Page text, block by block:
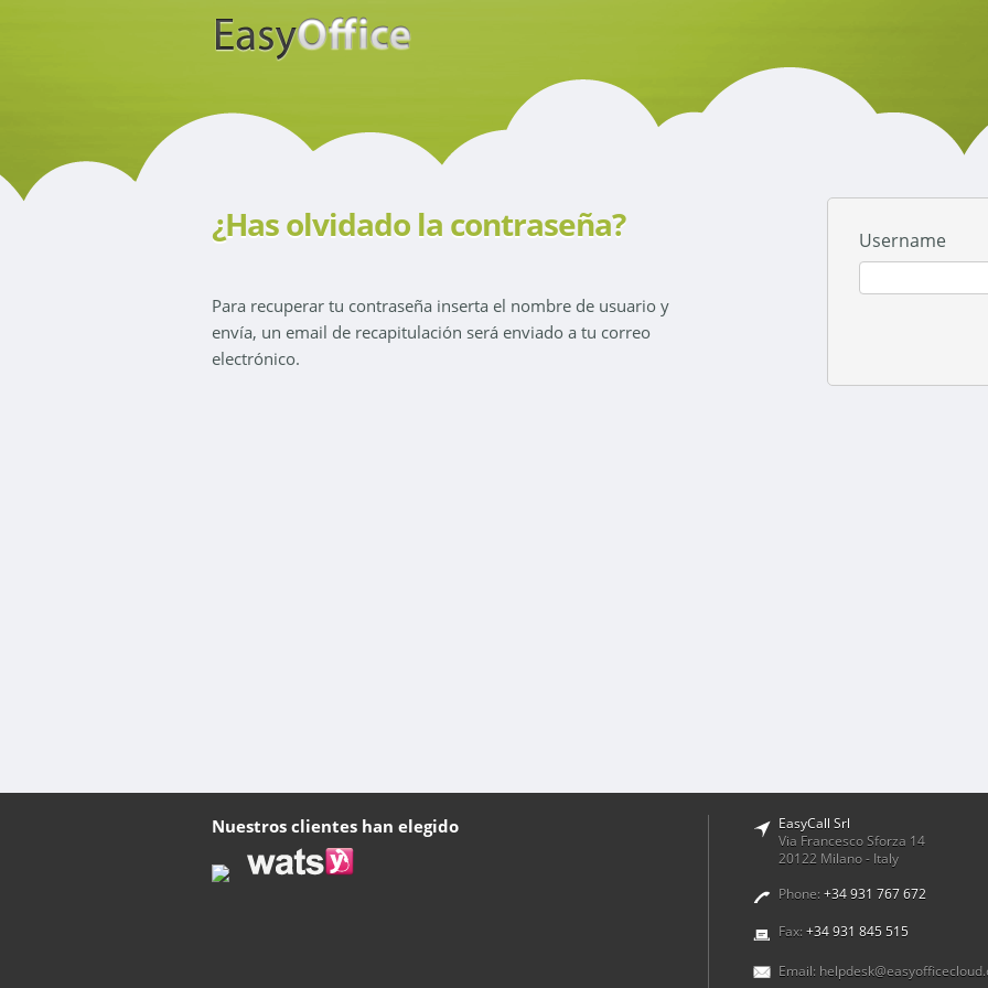
¿Has olvidado la contraseña?
Para recuperar tu contraseña inserta el nombre de usuario y
envía, un email de recapitulación será enviado a tu correo
electrónico.
Username
Nuestros clientes han elegido
EasyCall Srl
Via Francesco Sforza 14
20122 Milano - Italy
Phone: +34 931 767 672
Fax: +34 931 845 515
Email: